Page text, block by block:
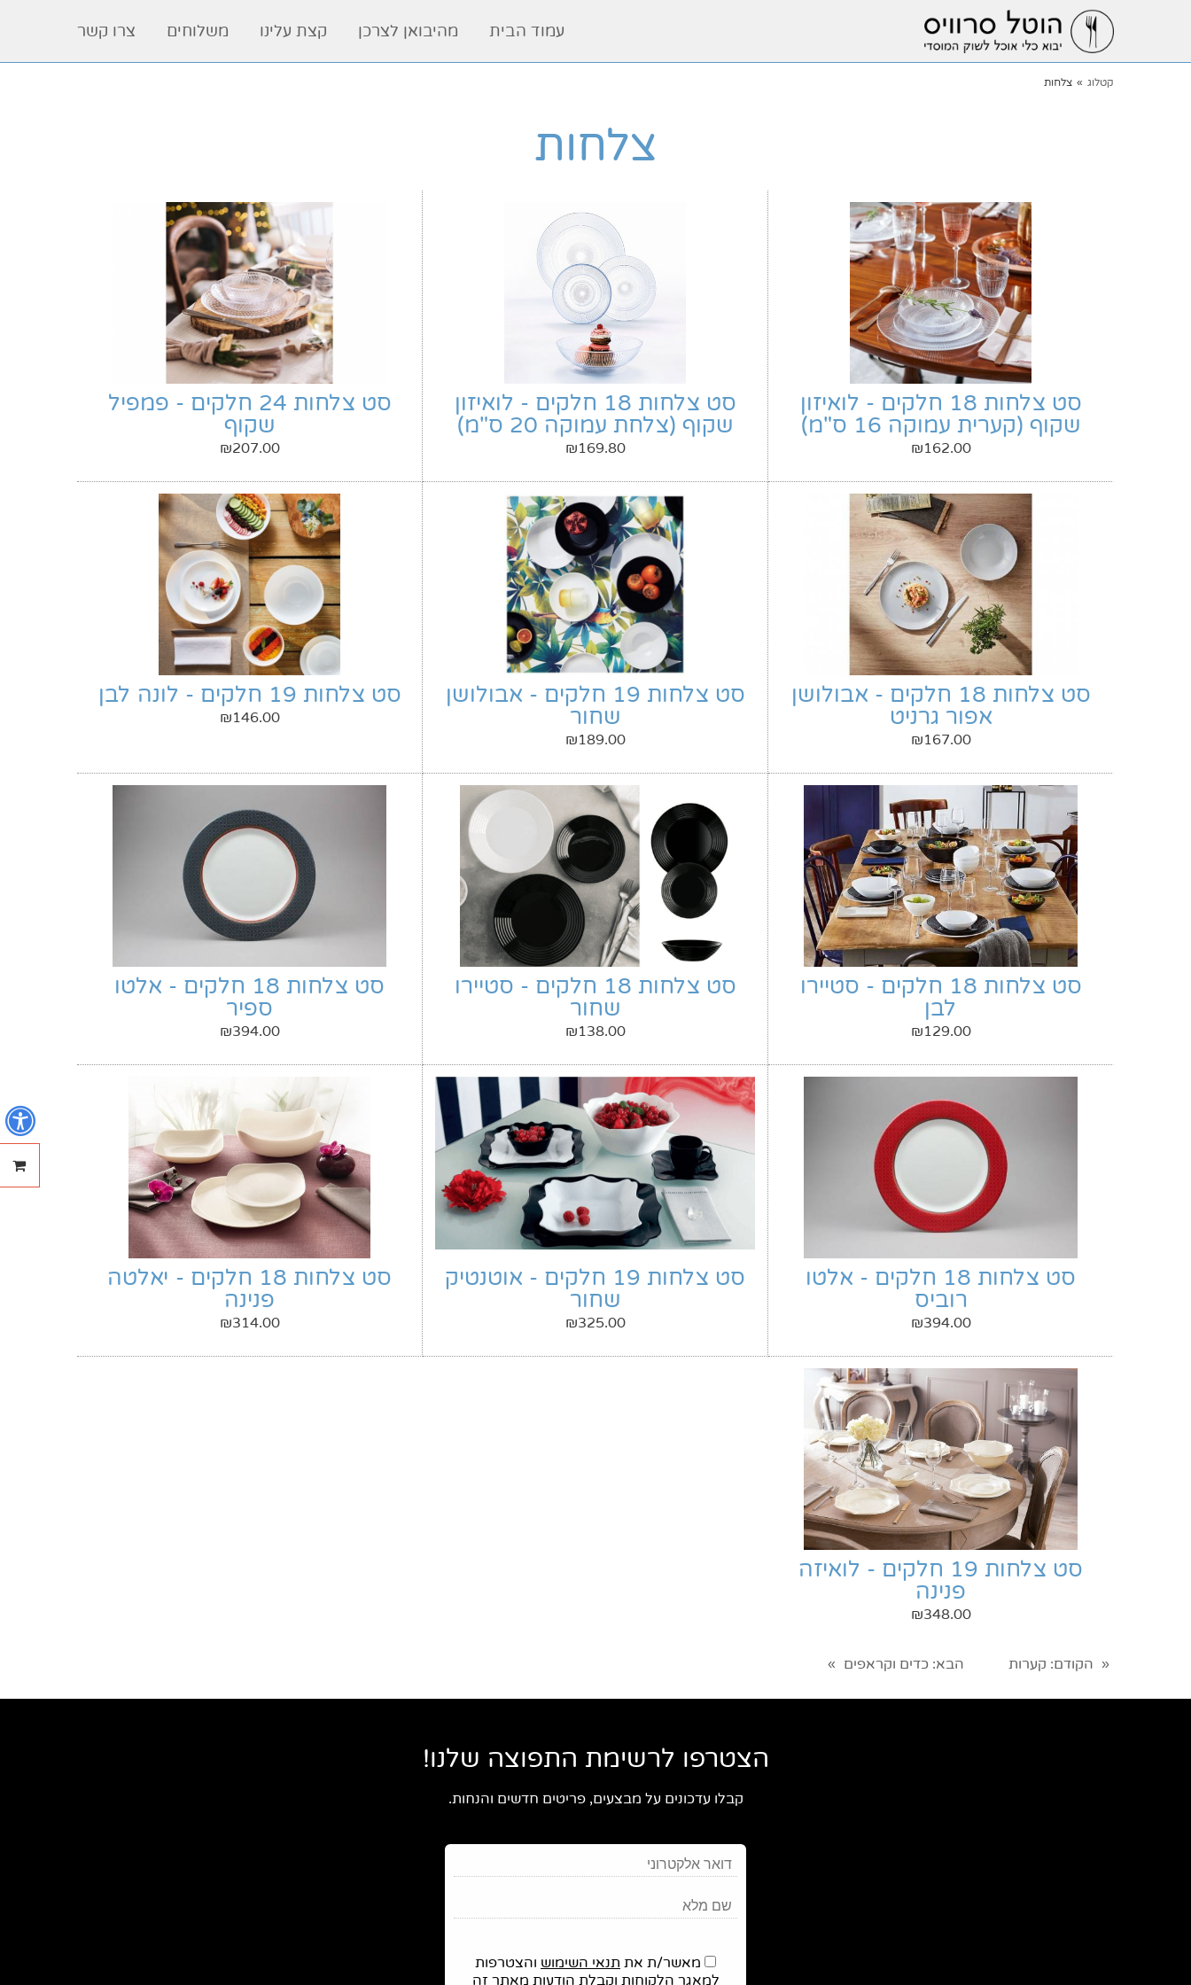
עמוד הבית מהיבואן לצרכן קצת עלינו משלוחים צרו קשר
קטלוג » צלחות
צלחות
סט צלחות 18 חלקים - לואיזון
שקוף (קערית עמוקה 16 ס"מ)
₪162.00
סט צלחות 18 חלקים - לואיזון
שקוף (צלחת עמוקה 20 ס"מ)
₪169.80
סט צלחות 24 חלקים - פמפיל
שקוף
₪207.00
סט צלחות 18 חלקים - אבולושן
אפור גרניט
₪167.00
סט צלחות 19 חלקים - אבולושן
שחור
₪189.00
סט צלחות 19 חלקים - לונה לבן
₪146.00
סט צלחות 18 חלקים - סטיירו
לבן
₪129.00
סט צלחות 18 חלקים - סטיירו
שחור
₪138.00
סט צלחות 18 חלקים - אלטו
ספיר
₪394.00
סט צלחות 18 חלקים - אלטו
רוביס
₪394.00
סט צלחות 19 חלקים - אוטנטיק
שחור
₪325.00
סט צלחות 18 חלקים - יאלטה
פנינה
₪314.00
סט צלחות 19 חלקים - לואיזה
פנינה
₪348.00
« הקודם: קערות הבא: כדים וקראפים »
הצטרפו לרשימת התפוצה שלנו!
קבלו עדכונים על מבצעים, פריטים חדשים והנחות.
מאשר/ת את תנאי השימוש והצטרפות
למאגר הלקוחות וקבלת הודעות מאתר זה